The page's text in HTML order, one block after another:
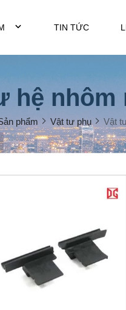
TIN TỨC
hệ nhôm
phẩm Vật tư phụ Vật